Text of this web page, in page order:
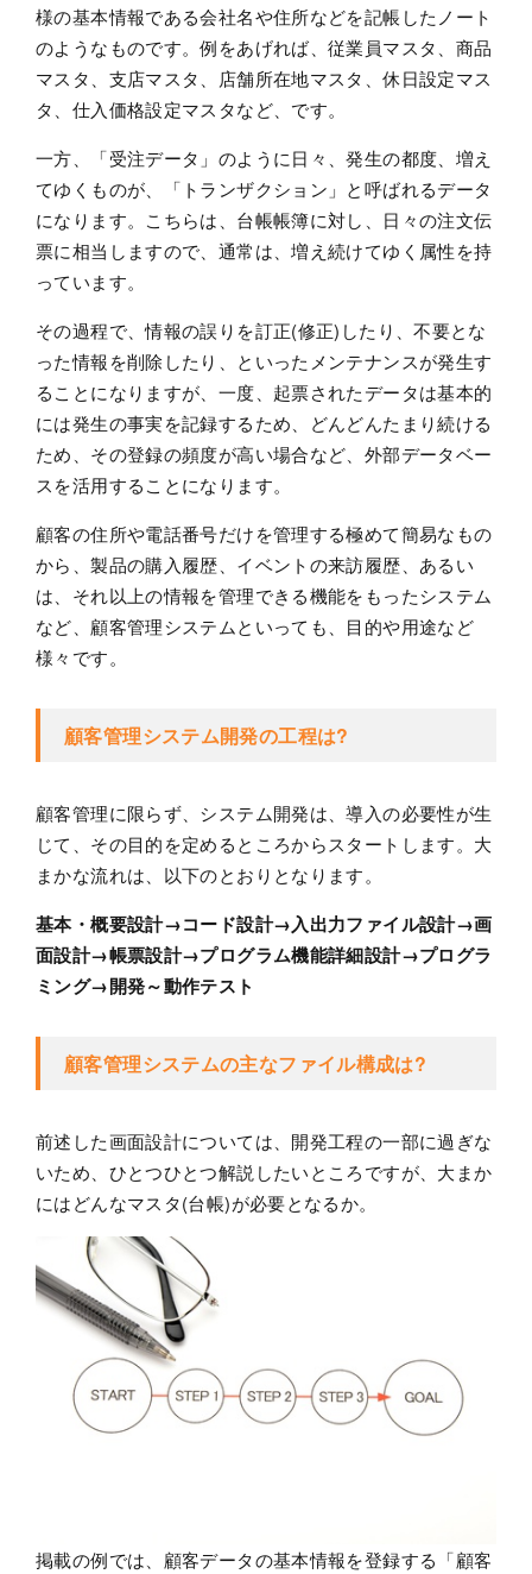
様の基本情報である会社名や住所などを記帳したノート
のようなものです。例をあげれば、従業員マスタ、商品
マスタ、支店マスタ、店舗所在地マスタ、休日設定マス
タ、仕入価格設定マスタなど、です。
一方、「受注データ」のように日々、発生の都度、増え
てゆくものが、「トランザクション」と呼ばれるデータ
になります。こちらは、台帳帳簿に対し、日々の注文伝
票に相当しますので、通常は、増え続けてゆく属性を持
っています。
その過程で、情報の誤りを訂正(修正)したり、不要とな
った情報を削除したり、といったメンテナンスが発生す
ることになりますが、一度、起票されたデータは基本的
には発生の事実を記録するため、どんどんたまり続ける
ため、その登録の頻度が高い場合など、外部データベー
スを活用することになります。
顧客の住所や電話番号だけを管理する極めて簡易なもの
から、製品の購入履歴、イベントの来訪履歴、あるい
は、それ以上の情報を管理できる機能をもったシステム
など、顧客管理システムといっても、目的や用途など
様々です。
顧客管理システム開発の工程は?
顧客管理に限らず、システム開発は、導入の必要性が生
じて、その目的を定めるところからスタートします。大
まかな流れは、以下のとおりとなります。
基本・概要設計→コード設計→入出力ファイル設計→画
面設計→帳票設計→プログラム機能詳細設計→プログラ
ミング→開発～動作テスト
顧客管理システムの主なファイル構成は?
前述した画面設計については、開発工程の一部に過ぎな
いため、ひとつひとつ解説したいところですが、大まか
にはどんなマスタ(台帳)が必要となるか。
掲載の例では、顧客データの基本情報を登録する「顧客